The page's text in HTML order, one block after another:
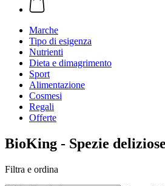
Marche
Tipo di esigenza
Nutrienti
Dieta e dimagrimento
Sport
Alimentazione
Cosmesi
Regali
Offerte
BioKing - Spezie
Filtra e ordina